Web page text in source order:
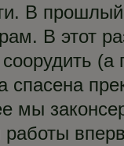
В
В этот
спасена
мы